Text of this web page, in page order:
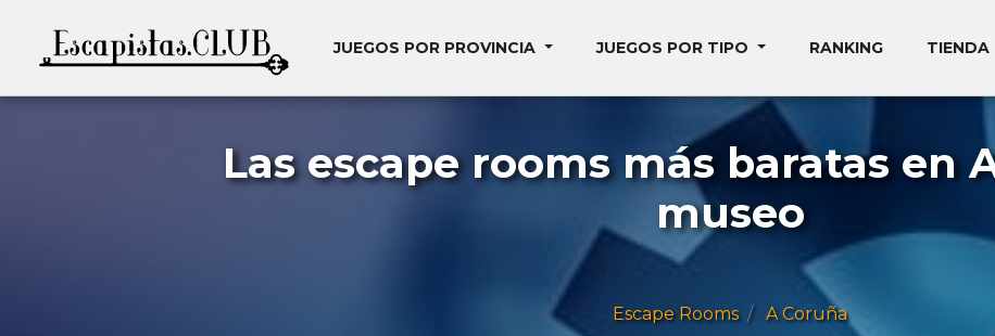
JUEGOS POR PROVINCIA JUEGOS POR TIPO RANKING TIENDA
Las escape rooms más baratas en
museo
Escape Rooms A Coruña